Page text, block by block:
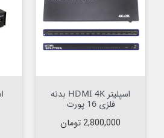
اسپلیتر HDMI 4K بدنه
فلزی 16 پورت
قیمت
2,800,000 تومان